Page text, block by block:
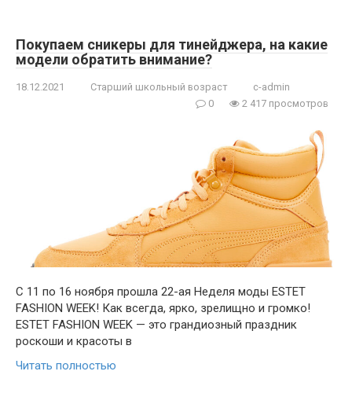
Покупаем сникеры для тинейджера, на какие
модели обратить внимание?
18.12.2021 Старший школьный возраст
c-admin
0
2 417 просмотров
С 11 по 16 ноября прошла 22-ая Неделя моды ESTET
FASHION WEEK! Как всегда, ярко, зрелищно и громко!
ESTET FASHION WEEK — это грандиозный праздник
роскоши и красоты в
Читать полностью